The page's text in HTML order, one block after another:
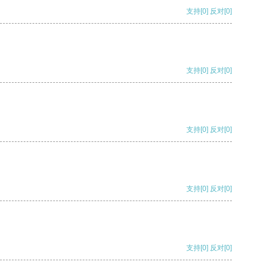
支持[0] 反对[0]
支持[0] 反对[0]
支持[0] 反对[0]
支持[0] 反对[0]
支持[0] 反对[0]